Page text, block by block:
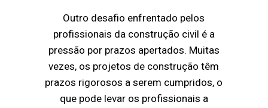
Outro desafio enfrentado pelos
profissionais da construção civil é a
pressão por prazos apertados. Muitas
vezes, os projetos de construção têm
prazos rigorosos a serem cumpridos, o
que pode levar os profissionais a